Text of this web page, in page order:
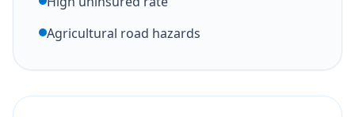
Agricultural road hazards